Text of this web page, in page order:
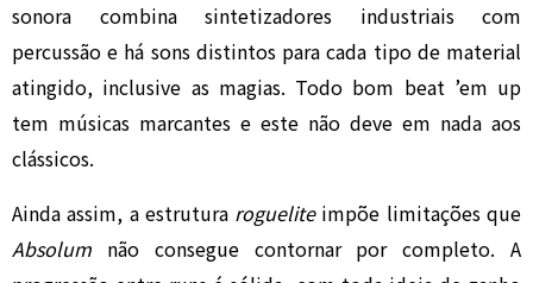
sonora combina sintetizadores industriais com
percussão e há sons distintos para cada tipo de material
atingido, inclusive as magias. Todo bom beat ’em up
tem músicas marcantes e este não deve em nada aos
clássicos.
Ainda assim, a estrutura rogueliteimpõe limitações que
Absolum não consegue contornar por completo. A